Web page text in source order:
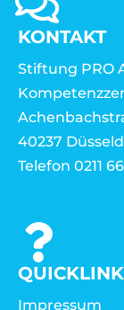
KONTAKT
Stiftung PRO
40237
Telefon 0211
Impressum